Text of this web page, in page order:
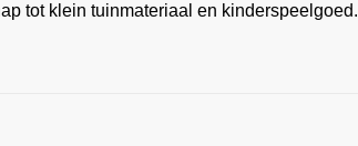
tot klein tuinmateriaal en kinderspeelgoed.